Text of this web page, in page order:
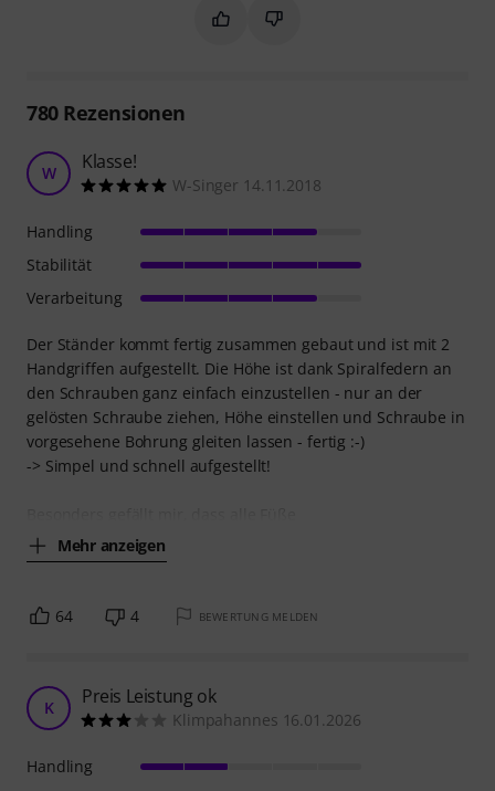
Markieren Sie diese
Markieren Sie diese
780Rezensionen
W Klasse!
W-Singer 14.11.2018
Der Ständer kommt fertig zusammen gebaut und ist mit 2
Handgriffen aufgestellt. Die Höhe ist dank Spiralfedern an
den Schrauben ganz einfach einzustellen - nur an der
gelösten Schraube ziehen, Höhe einstellen und Schraube in
vorgesehene Bohrung gleiten lassen - fertig :-)
-> Simpel und schnell aufgestellt!
Mehr anzeigen
Handling
Stabilität
Verarbeitung
64 4 BEWERTUNG MELDEN
K Preis Leistung ok
Klimpahannes 16.01.2026
Handling